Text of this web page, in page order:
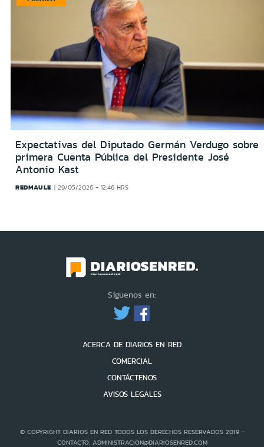
Expectativas del Diputado Germán Verdugo sobre
primera Cuenta Pública del Presidente José
Antonio Kast
REDMAULE 29/05/2026 - 12:46 HRS
Síguenos en:
ACERCA DE DIARIOS EN RED
COMERCIAL
CONTÁCTENOS
AVISOS LEGALES
© COPYRIGHT DIARIOS EN RED TODOS LOS DERECHOS RESERVADOS 2019 -
CONTACTO: ADMINISTRACION@DIARIOSENRED.COM